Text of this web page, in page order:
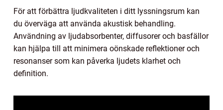
För att förbättra ljudkvaliteten i ditt lyssningsrum kan
du överväga att använda akustisk behandling.
Användning av ljudabsorbenter, diffusorer och basfällor
kan hjälpa till att minimera oönskade reflektioner och
resonanser som kan påverka ljudets klarhet och
definition.